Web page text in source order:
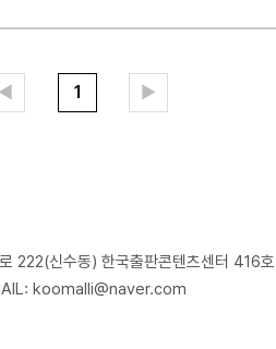
◀ 1 ▶
222(신수동) 한국출판콘텐츠센터 416호
koomalli@naver.com